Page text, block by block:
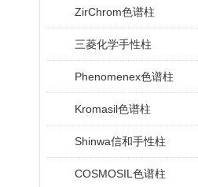
ZirChrom色谱柱
三菱化学手性柱
Phenomenex色谱柱
Kromasil色谱柱
Shinwa信和手性柱
COSMOSIL色谱柱